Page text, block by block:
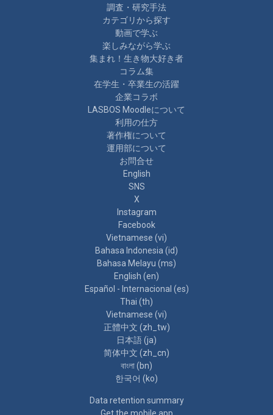
調査・研究手法
カテゴリから探す
動画で学ぶ
楽しみながら学ぶ
集まれ！生き物大好き者
コラム集
在学生・卒業生の活躍
企業コラボ
LASBOS Moodleについて
利用の仕方
著作権について
運用部について
お問合せ
English
SNS
X
Instagram
Facebook
Vietnamese ‎(vi)‎
Bahasa Indonesia ‎(id)‎
Bahasa Melayu ‎(ms)‎
English ‎(en)‎
Español - Internacional ‎(es)‎
Thai ‎(th)‎
Vietnamese ‎(vi)‎
正體中文 ‎(zh_tw)‎
日本語 ‎(ja)‎
简体中文 ‎(zh_cn)‎
বাংলা ‎(bn)‎
한국어 ‎(ko)‎
Data retention summary
Get the mobile app